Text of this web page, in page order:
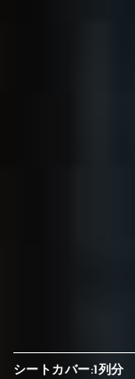
シートカバー:1列分